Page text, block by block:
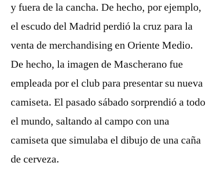
y fuera de la cancha. De hecho, por ejemplo,
el escudo del Madrid perdió la cruz para la
venta de merchandising en Oriente Medio.
De hecho, la imagen de Mascherano fue
empleada por el club para presentar su nueva
camiseta. El pasado sábado sorprendió a todo
el mundo, saltando al campo con una
camiseta que simulaba el dibujo de una caña
de cerveza.